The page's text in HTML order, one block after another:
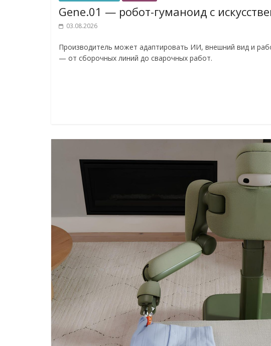
Gene.01 — робот-гуманоид с
03.08.2026
Производитель может адаптировать ИИ, внешний вид и
— от сборочных линий до сварочных работ.